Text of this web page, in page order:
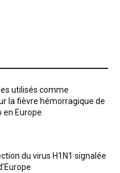
utilisés comme
la fièvre hémorragique de
en Europe
du virus H1N1 signalée